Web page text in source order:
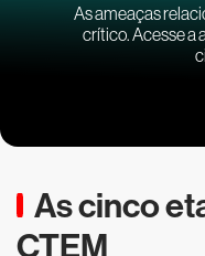
As ameaças
crítico. Acesse a
As cinco
CTEM